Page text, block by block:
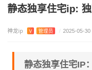
静态独享住宅ip:
神龙ip V 管理员 / 2025-05-30
静态独享住宅IP